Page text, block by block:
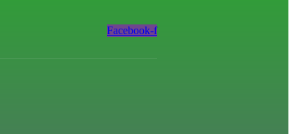
Facebook-f